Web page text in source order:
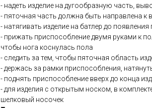
- надеть изделие на дугообразную часть,
- пяточная часть должна быть направлена к
- натягивать изделие на батлер до
- прижать приспособление двумя руками к
чтобы нога коснулась пола
- следить за тем, чтобы пяточная область
- держась за рамки приспособления,
- поднять приспособление вверх до конца
- для изделия с открытым носком, в
шелковый носочек